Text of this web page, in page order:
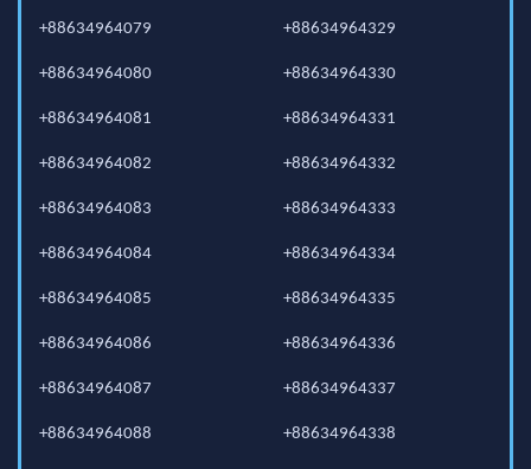
+88634964079
+88634964080
+88634964081
+88634964082
+88634964083
+88634964084
+88634964085
+88634964086
+88634964087
+88634964088
+88634964329
+88634964330
+88634964331
+88634964332
+88634964333
+88634964334
+88634964335
+88634964336
+88634964337
+88634964338